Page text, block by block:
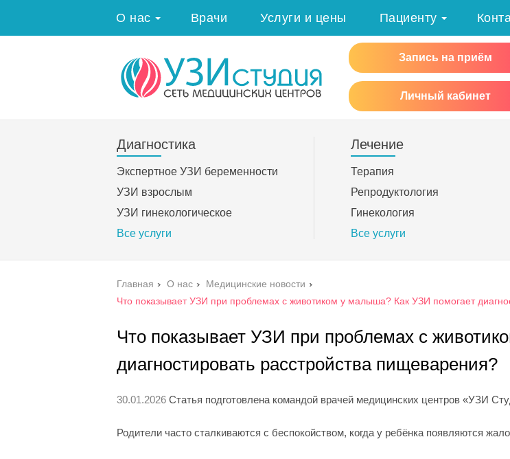
О нас Врачи Услуги и цены Пациенту
Запись на приём
Личный кабинет
Диагностика
Экспертное УЗИ беременности
УЗИ взрослым
УЗИ гинекологическое
Все услуги
Лечение
Терапия
Репродуктология
Гинекология
Все услуги
Главная › О нас › Медицинские новости ›
Что показывает УЗИ при проблемах с животиком у малыша? Как УЗИ помогает
Что показывает УЗИ при проблемах с
диагностировать расстройства пищеварения?
30.01.2026 Статья подготовлена командой врачей медицинских центров «УЗИ
Родители часто сталкиваются с беспокойством, когда у ребёнка появляются